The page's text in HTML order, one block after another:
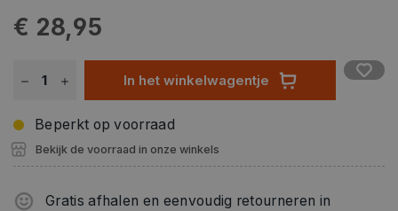
€ 28,95
In het winkelwagentje
Beperkt op voorraad
Bekijk de voorraad in onze winkels
Gratis afhalen en eenvoudig retourneren in